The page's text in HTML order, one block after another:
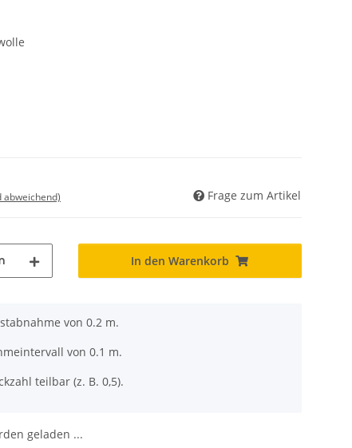
abweichend) Frage zum Artikel
In den Warenkorb
von 0.2 m.
von 0.1 m.
teilbar (z. B. 0,5).
geladen ...